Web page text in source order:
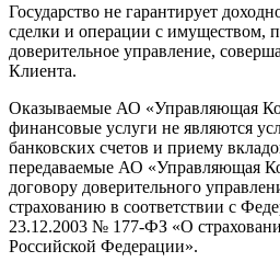
Государство не гарантирует
сделки и операции с имуществом,
доверительное управление,
Клиента.
Оказываемые АО «Управляющая
финансовые услуги не являются
банковских счетов и приему
передаваемые АО
договору доверительного
страхованию в соответствии с
23.12.2003 № 177-ФЗ «О
Российской Федерации».